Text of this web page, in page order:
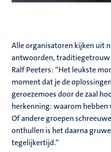
Alle organisatoren kijken uit
antwoorden, traditiegetrouw
Ralf Peeters: “Het leukste
moment dat je de
geroezemoes door de zaal
herkenning: waarom hebben
Of andere groepen
onthullen is het daarna
tegelijkertijd.”